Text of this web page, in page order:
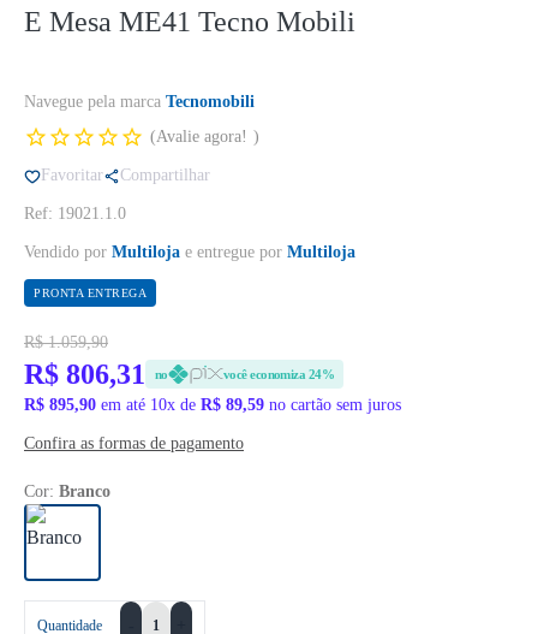
E Mesa ME41 Tecno Mobili
Navegue pela marca Tecnomobili
Avalie agora!
Favoritar Compartilhar
Ref: 19021.1.0
Vendido por Multiloja e entregue por Multiloja
PRONTA ENTREGA
R$ 1.059,90
R$ 806,31 no você economiza 24%
R$ 895,90 em até 10x de R$ 89,59 no cartão sem juros
Confira as formas de pagamento
Cor: Branco
Quantidade